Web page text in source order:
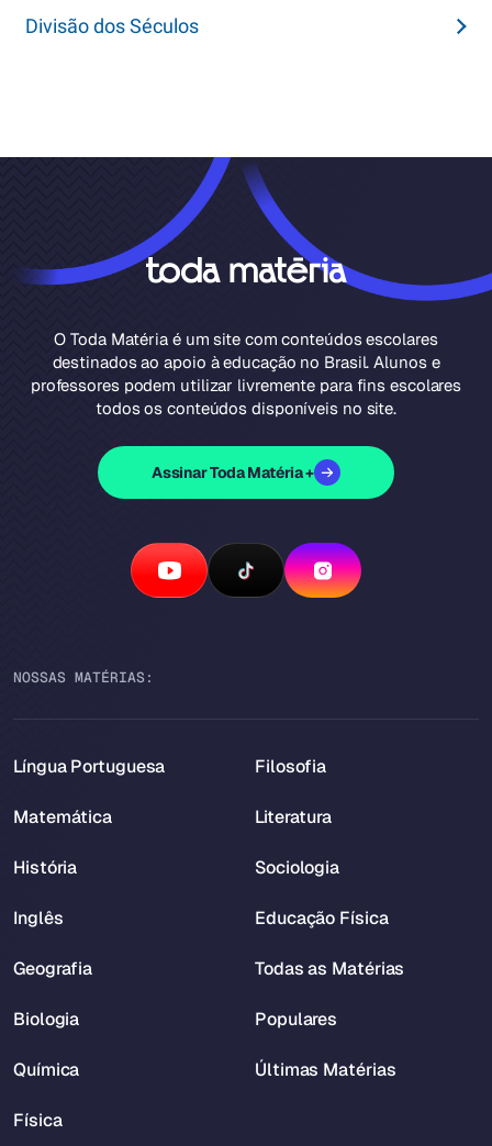
Divisão dos Séculos
O Toda Matéria é um site com conteúdos escolares
destinados ao apoio à educação no Brasil. Alunos e
professores podem utilizar livremente para fins escolares
todos os conteúdos disponíveis no site.
Assinar Toda Matéria +
NOSSAS MATÉRIAS:
Língua Portuguesa
Matemática
História
Inglês
Geografia
Biologia
Química
Física
Filosofia
Literatura
Sociologia
Educação Física
Todas as Matérias
Populares
Últimas Matérias